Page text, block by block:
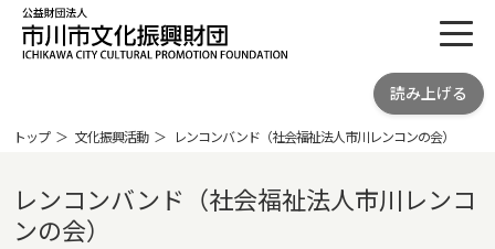
公益財団法人 市川市文化振興財団
PROMOTION FOUNDATION
読み上げる
トップ 文化振興活動 レンコンバンド（社会福祉法人市川レンコンの会）
レンコンバンド（社会福祉法人市川レンコ
ンの会）